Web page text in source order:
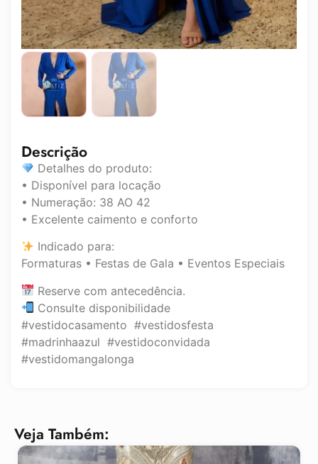
Descrição
Detalhes do produto:
• Disponível para locação
• Numeração: 38 AO 42
• Excelente caimento e conforto
Indicado para:
Formaturas • Festas de Gala • Eventos Especiais
Reserve com antecedência.
Consulte disponibilidade
#vestidocasamento #vestidosfesta
#madrinhaazul #vestidoconvidada
#vestidomangalonga
Veja Também: